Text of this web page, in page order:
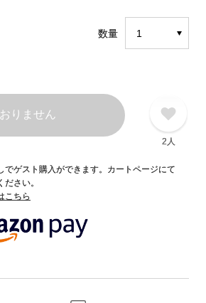
数量
りません
2人
ゲスト購入ができます。カートページにて
さい。
こちら